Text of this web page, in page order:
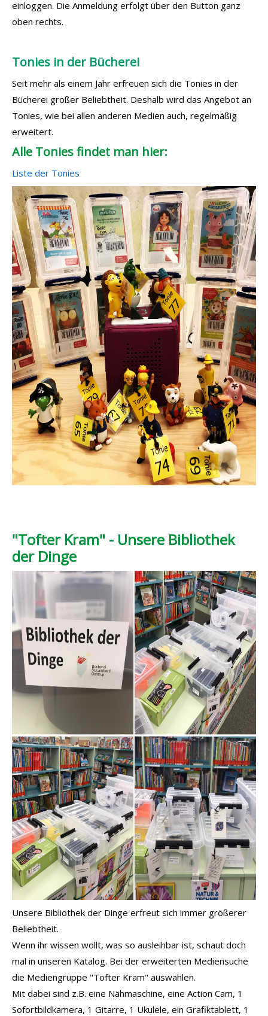
einloggen. Die Anmeldung erfolgt über den Button ganz
oben rechts.
Tonies in der Bücherei
Seit mehr als einem Jahr erfreuen sich die Tonies in der
Bücherei großer Beliebtheit. Deshalb wird das Angebot an
Tonies, wie bei allen anderen Medien auch, regelmäßig
erweitert.
Alle Tonies findet man hier:
Liste der Tonies
"Tofter Kram" - Unsere Bibliothek
der Dinge
Unsere Bibliothek der Dinge erfreut sich immer größerer
Beliebtheit.
Wenn ihr wissen wollt, was so ausleihbar ist, schaut doch
mal in unseren Katalog. Bei der erweiterten Mediensuche
die Mediengruppe "Tofter Kram" auswählen.
Mit dabei sind z.B. eine Nähmaschine, eine Action Cam, 1
Sofortbildkamera, 1 Gitarre, 1 Ukulele, ein Grafiktablett, 1